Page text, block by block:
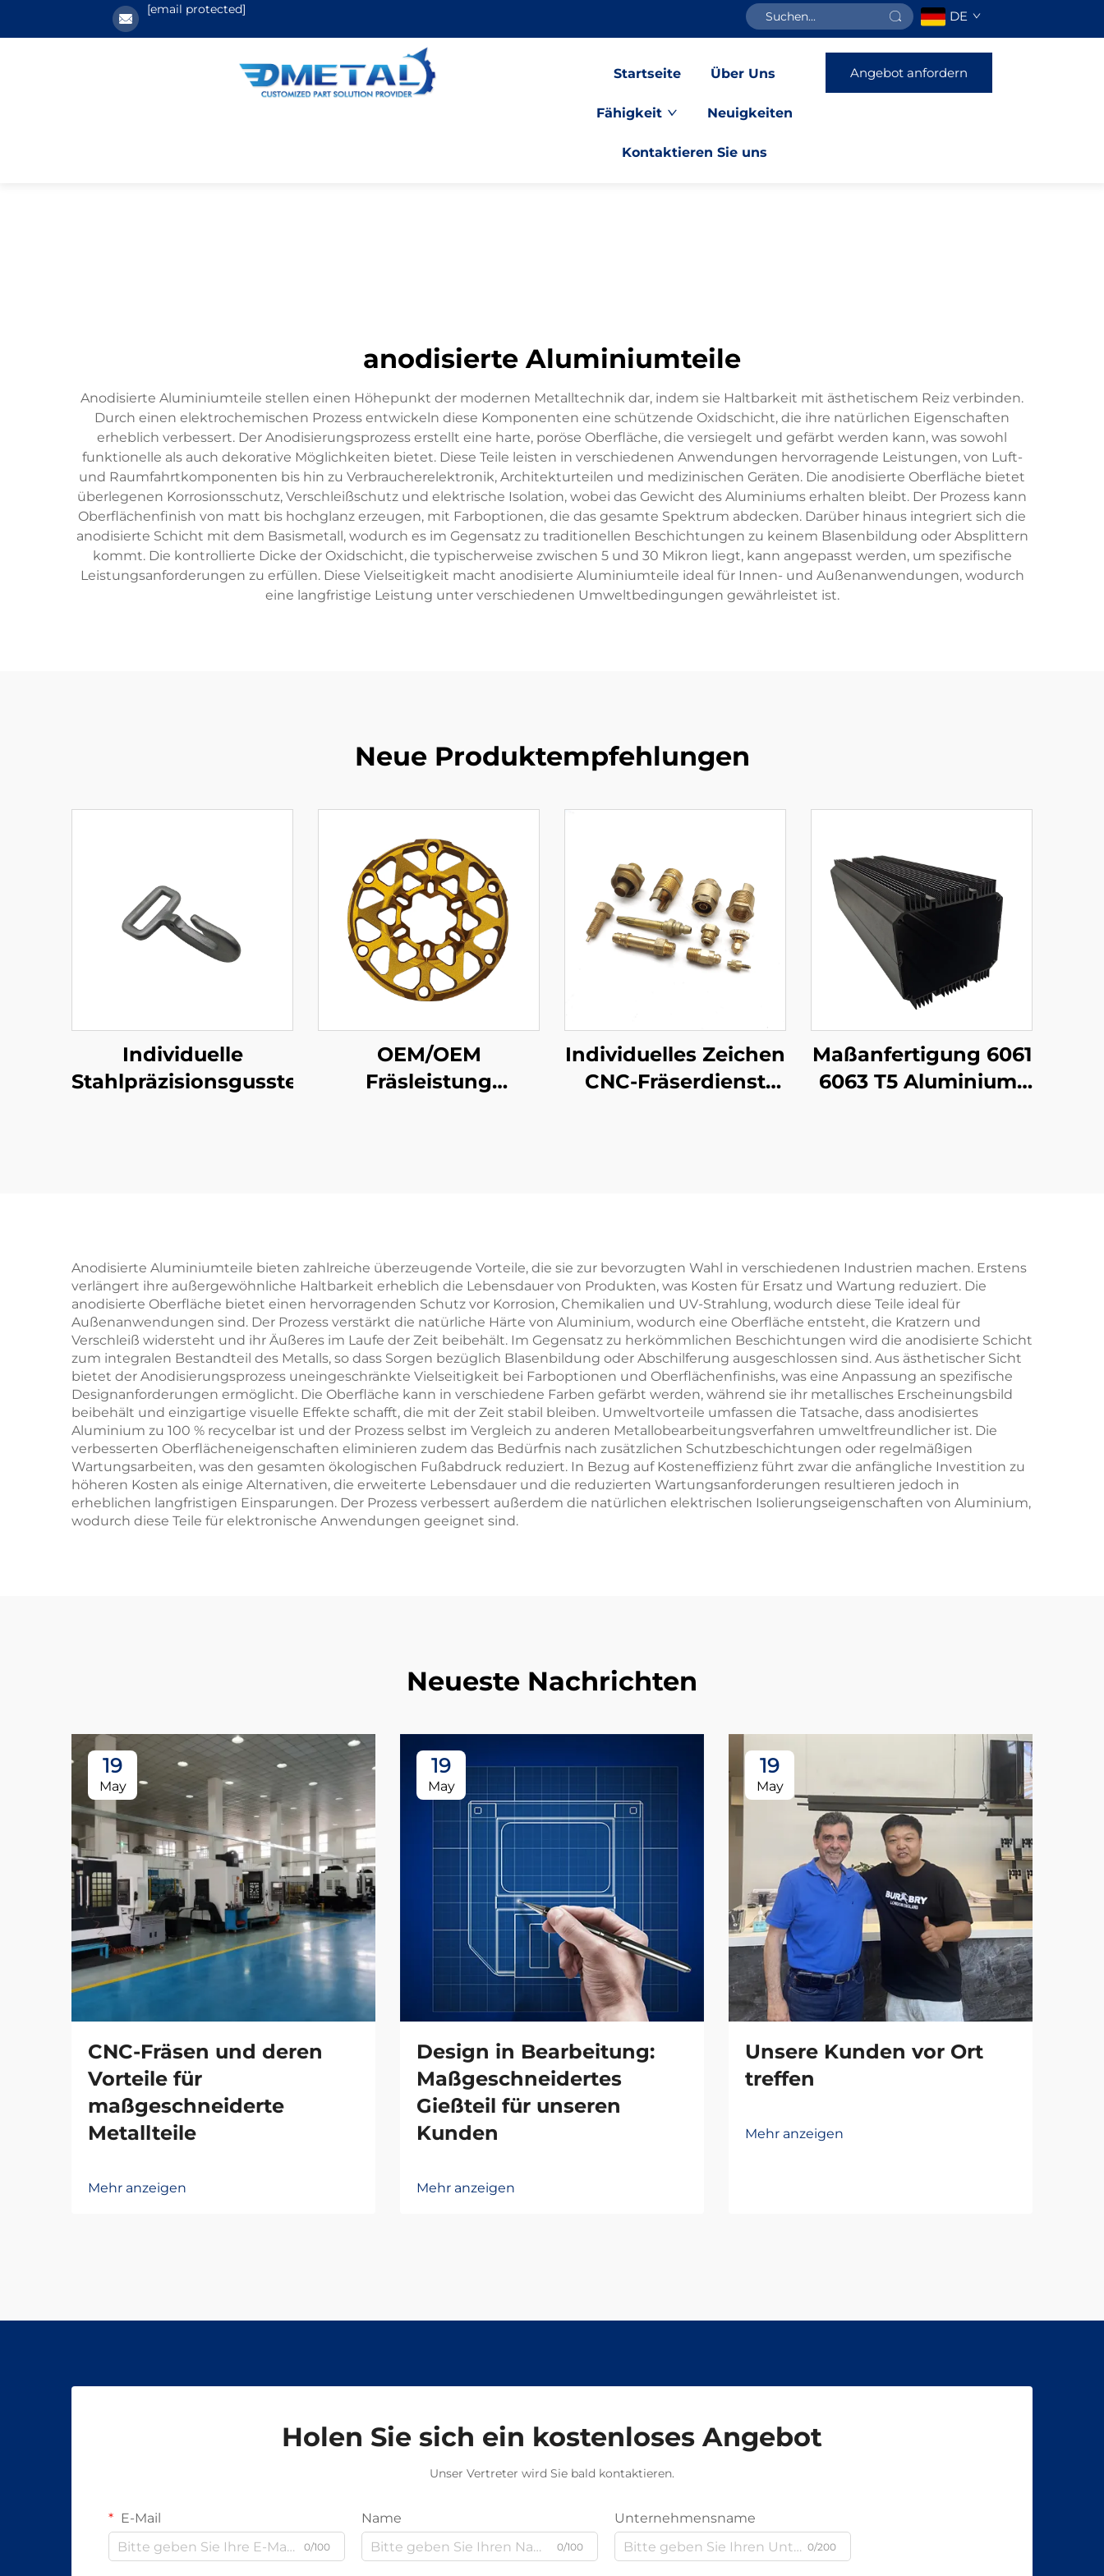
[email protected] DE
Startseite Über Uns
Fähigkeit Neuigkeiten
Kontaktieren Sie uns
Angebot anfordern
anodisierte Aluminiumteile
Anodisierte Aluminiumteile stellen einen Höhepunkt der modernen Metalltechnik dar, indem sie Haltbarkeit mit ästhetischem Reiz verbinden.
Durch einen elektrochemischen Prozess entwickeln diese Komponenten eine schützende Oxidschicht, die ihre natürlichen Eigenschaften
erheblich verbessert. Der Anodisierungsprozess erstellt eine harte, poröse Oberfläche, die versiegelt und gefärbt werden kann, was sowohl
funktionelle als auch dekorative Möglichkeiten bietet. Diese Teile leisten in verschiedenen Anwendungen hervorragende Leistungen, von Luft-
und Raumfahrtkomponenten bis hin zu Verbraucherelektronik, Architekturteilen und medizinischen Geräten. Die anodisierte Oberfläche bietet
überlegenen Korrosionsschutz, Verschleißschutz und elektrische Isolation, wobei das Gewicht des Aluminiums erhalten bleibt. Der Prozess kann
Oberflächenfinish von matt bis hochglanz erzeugen, mit Farboptionen, die das gesamte Spektrum abdecken. Darüber hinaus integriert sich die
anodisierte Schicht mit dem Basismetall, wodurch es im Gegensatz zu traditionellen Beschichtungen zu keinem Blasenbildung oder Absplittern
kommt. Die kontrollierte Dicke der Oxidschicht, die typischerweise zwischen 5 und 30 Mikron liegt, kann angepasst werden, um spezifische
Leistungsanforderungen zu erfüllen. Diese Vielseitigkeit macht anodisierte Aluminiumteile ideal für Innen- und Außenanwendungen, wodurch
eine langfristige Leistung unter verschiedenen Umweltbedingungen gewährleistet ist.
Neue Produktempfehlungen
Individuelle
Stahlpräzisionsgussteile
OEM/OEM
Fräsleistung
Individuelles Zeichen
CNC-Fräserdienst
Maßanfertigung 6061
6063 T5 Aluminium-
Anodisierte Aluminiumteile bieten zahlreiche überzeugende Vorteile, die sie zur bevorzugten Wahl in verschiedenen Industrien machen. Erstens
verlängert ihre außergewöhnliche Haltbarkeit erheblich die Lebensdauer von Produkten, was Kosten für Ersatz und Wartung reduziert. Die
anodisierte Oberfläche bietet einen hervorragenden Schutz vor Korrosion, Chemikalien und UV-Strahlung, wodurch diese Teile ideal für
Außenanwendungen sind. Der Prozess verstärkt die natürliche Härte von Aluminium, wodurch eine Oberfläche entsteht, die Kratzern und
Verschleiß widersteht und ihr Äußeres im Laufe der Zeit beibehält. Im Gegensatz zu herkömmlichen Beschichtungen wird die anodisierte Schicht
zum integralen Bestandteil des Metalls, so dass Sorgen bezüglich Blasenbildung oder Abschilferung ausgeschlossen sind. Aus ästhetischer Sicht
bietet der Anodisierungsprozess uneingeschränkte Vielseitigkeit bei Farboptionen und Oberflächenfinishs, was eine Anpassung an spezifische
Designanforderungen ermöglicht. Die Oberfläche kann in verschiedene Farben gefärbt werden, während sie ihr metallisches Erscheinungsbild
beibehält und einzigartige visuelle Effekte schafft, die mit der Zeit stabil bleiben. Umweltvorteile umfassen die Tatsache, dass anodisiertes
Aluminium zu 100 % recycelbar ist und der Prozess selbst im Vergleich zu anderen Metallobearbeitungsverfahren umweltfreundlicher ist. Die
verbesserten Oberflächeneigenschaften eliminieren zudem das Bedürfnis nach zusätzlichen Schutzbeschichtungen oder regelmäßigen
Wartungsarbeiten, was den gesamten ökologischen Fußabdruck reduziert. In Bezug auf Kosteneffizienz führt zwar die anfängliche Investition zu
höheren Kosten als einige Alternativen, die erweiterte Lebensdauer und die reduzierten Wartungsanforderungen resultieren jedoch in
erheblichen langfristigen Einsparungen. Der Prozess verbessert außerdem die natürlichen elektrischen Isolierungseigenschaften von Aluminium,
wodurch diese Teile für elektronische Anwendungen geeignet sind.
Neueste Nachrichten
19
May
CNC-Fräsen und deren
Vorteile für
maßgeschneiderte
Metallteile
Mehr anzeigen
19
May
Design in Bearbeitung:
Maßgeschneidertes
Gießteil für unseren
Kunden
Mehr anzeigen
19
May
Unsere Kunden vor Ort
treffen
Mehr anzeigen
Holen Sie sich ein kostenloses Angebot
Unser Vertreter wird Sie bald kontaktieren.
E-Mail
0/100
Name
0/100
Unternehmensname
0/200